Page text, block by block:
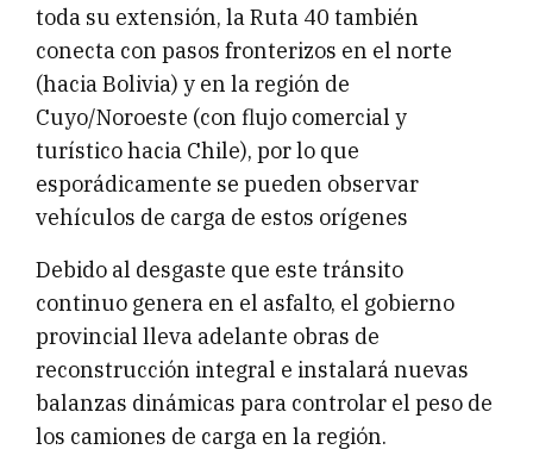
toda su extensión, la Ruta 40 también
conecta con pasos fronterizos en el norte
(hacia Bolivia) y en la región de
Cuyo/Noroeste (con flujo comercial y
turístico hacia Chile), por lo que
esporádicamente se pueden observar
vehículos de carga de estos orígenes
Debido al desgaste que este tránsito
continuo genera en el asfalto, el gobierno
provincial lleva adelante obras de
reconstrucción integral e instalará nuevas
balanzas dinámicas para controlar el peso de
los camiones de carga en la región.